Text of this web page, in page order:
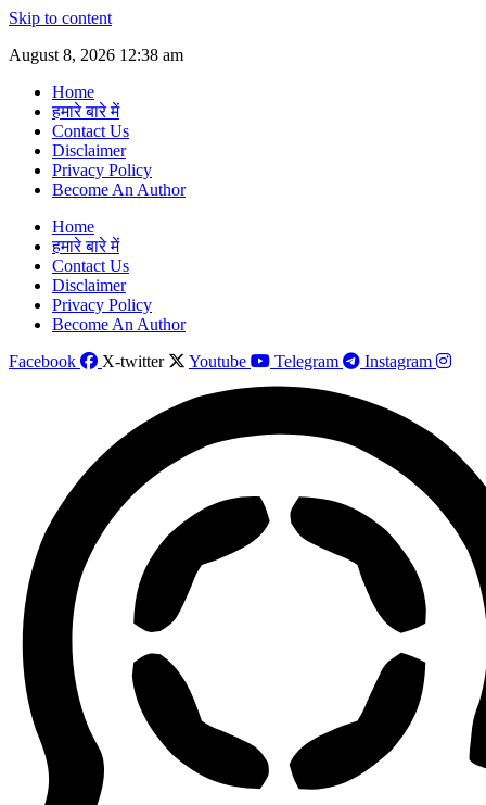
Skip to content
August 8, 2026 12:38 am
Home
हमारे बारे में
Contact Us
Disclaimer
Privacy Policy
Become An Author
Home
हमारे बारे में
Contact Us
Disclaimer
Privacy Policy
Become An Author
Facebook
X-twitter Youtube Telegram Instagram